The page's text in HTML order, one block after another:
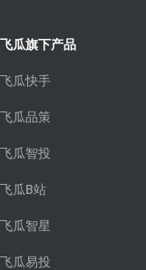
飞瓜旗下产品
飞瓜快手
飞瓜品策
飞瓜智投
飞瓜B站
飞瓜智星
飞瓜易投